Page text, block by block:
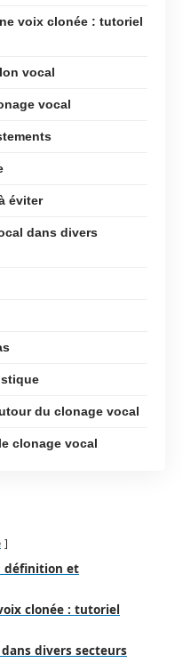
voix clonée : tutoriel
vocal
vocal
éviter
dans divers
du clonage vocal
clonage vocal
définition et
clonée : tutoriel
divers secteurs